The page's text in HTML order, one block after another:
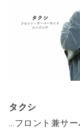
タクシ
…フロント兼サ